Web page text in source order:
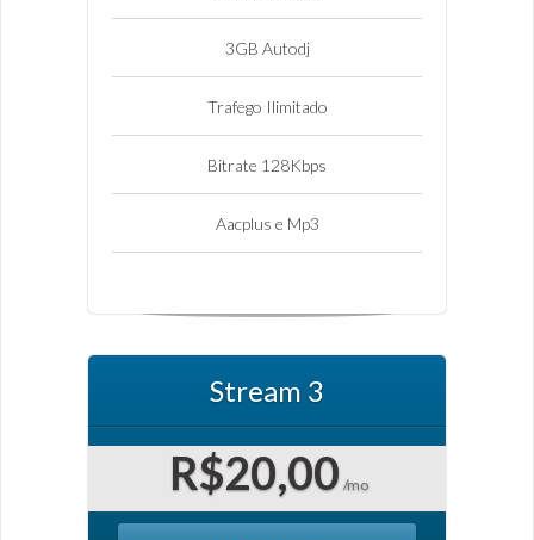
3GB Autodj
Trafego Ilimitado
Bitrate 128Kbps
Aacplus e Mp3
Stream 3
R$20,00 /mo